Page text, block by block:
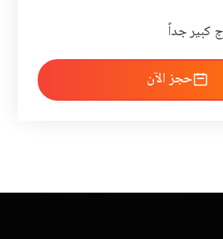
احجز الآن